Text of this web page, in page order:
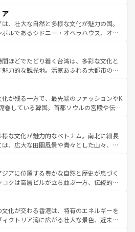
ンズでは、音楽と美食が融合した独特の
者はアメリカの各地域で異なる魅力を楽
多様性と豊かな歴史を感じることができ
イルだ。 なお、新着のアメリカ
ツ一覧を参照してほしい。
い。また、定番の観光地といえばオアフ
然を求めるならマウイ島やカウアイ島が
ルドグリーンに輝く海をはじめ、豊かな
心で訪れる人々を迎えてくれるハワイの
ーカルフードやハワイアンミュージッ
ダンスなど、すべてがハワイの魅力を彩
い。 なお、新着のハワイ情報
覧を参照してほしい。
、壮大な自然と多様な文化が魅力の国。
ルであるシドニー・オペラハウス、オー
中央部にそびえるウルル（エアーズロッ
の美しい原生林やケアンズの熱帯雨林な
くさん。また、カフェやワイン、オージ
ティも充実しており、サーフィンやダイ
グなど、アウトドア好きにはたまらな
アの多彩な魅力を存分に味わいつくそ
ほどでたどり着く台湾は、多彩な文化と
力的な観光地。活気あふれる大都市の台
岳地帯である台湾東部など、都市の喧騒
共存しており、訪れる人に新しい発見と
くれる。また、奥深い台湾の食文化も魅
のスイーツなど、バラエティ豊かな料理
わえる。 なお、新着の台湾情報は コンテンツ一覧を参
が残る一方で、最先端のファッションやK
巻している韓国。首都ソウルの宮殿や伝統
ばせば四季折々の自然美を楽しむことが
キムチや焼肉、絶品のストリートフード
な韓国料理が待っている。夜には、韓国な
がら、韓国の多彩な魅力を心ゆくまで味
わってみてほしい。 なお、新着の韓国情報はコンテンツ一
しい。
様な文化が魅力的なベトナム。南北に細長
は、広大な田園風景や青々とした山々、世
伝統が息づく。ハノイの古い町並みやホ
ンス統治時代の建物も、独特の雰囲気を
また、バラエティの豊かさとおいしさで
インミー、ベトナムコーヒーなどは、ぜ
い。どの地域を訪れてもあたたかい人々
くれるので、きっと忘れられない旅にな
アに位置する豊かな自然と歴史が息づく
クは高層ビルが立ち並ぶ一方、伝統的な
いる。北部ではチェンマイなどの山岳地
い、南部ではプーケットやクラビの美し
ト気分を楽しむことができる。タイ料理
化が交わる香港は、特有のエネルギーを
クトリア湾に広がる壮大な景色、近未来